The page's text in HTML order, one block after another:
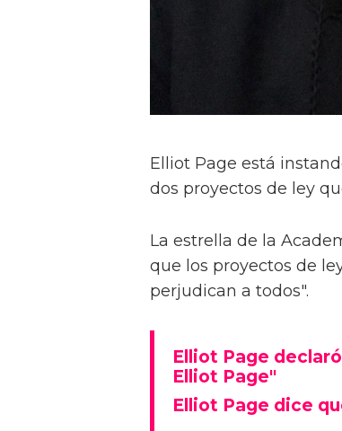
Elliot Page está
dos proyectos de ley
La estrella de la
que los proyectos de
perjudican a todos".
Elliot Page
Elliot Page"
Elliot Page dice